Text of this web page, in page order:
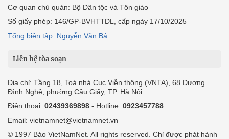
Cơ quan chủ quản: Bộ Dân tộc và Tôn giáo
Số giấy phép: 146/GP-BVHTTDL, cấp ngày 17/10/2025
Tổng biên tập: Nguyễn Văn Bá
Liên hệ tòa soạn
Địa chỉ: Tầng 18, Toà nhà Cục Viễn thông (VNTA), 68 Dương
Đình Nghệ, phường Cầu Giấy, TP. Hà Nội.
Điện thoại: 02439369898 - Hotline: 0923457788
Email: vietnamnet@vietnamnet.vn
© 1997 Báo VietNamNet. All rights reserved. Chỉ được phát hành